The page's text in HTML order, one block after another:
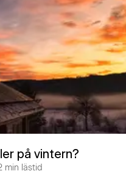
på vintern?
min lästid